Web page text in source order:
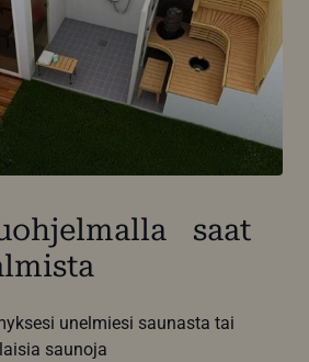
saat
unelmiesi saunasta tai
saunoja